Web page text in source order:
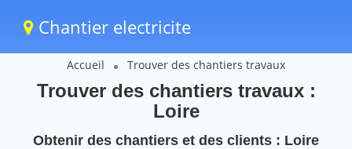
Chantier electricite
Accueil Trouver des chantiers travaux
Trouver des chantiers travaux :
Loire
Obtenir des chantiers et des clients : Loire